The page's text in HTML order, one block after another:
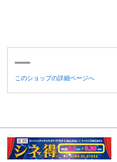
このショップの詳細ページへ